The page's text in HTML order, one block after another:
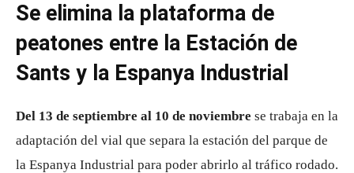
Se elimina la plataforma de
peatones entre la Estación de
Sants y la Espanya Industrial
Del 13 de septiembre al 10 de noviembre se trabaja en la
adaptación del vial que separa la estación del parque de
la Espanya Industrial para poder abrirlo al tráfico rodado.